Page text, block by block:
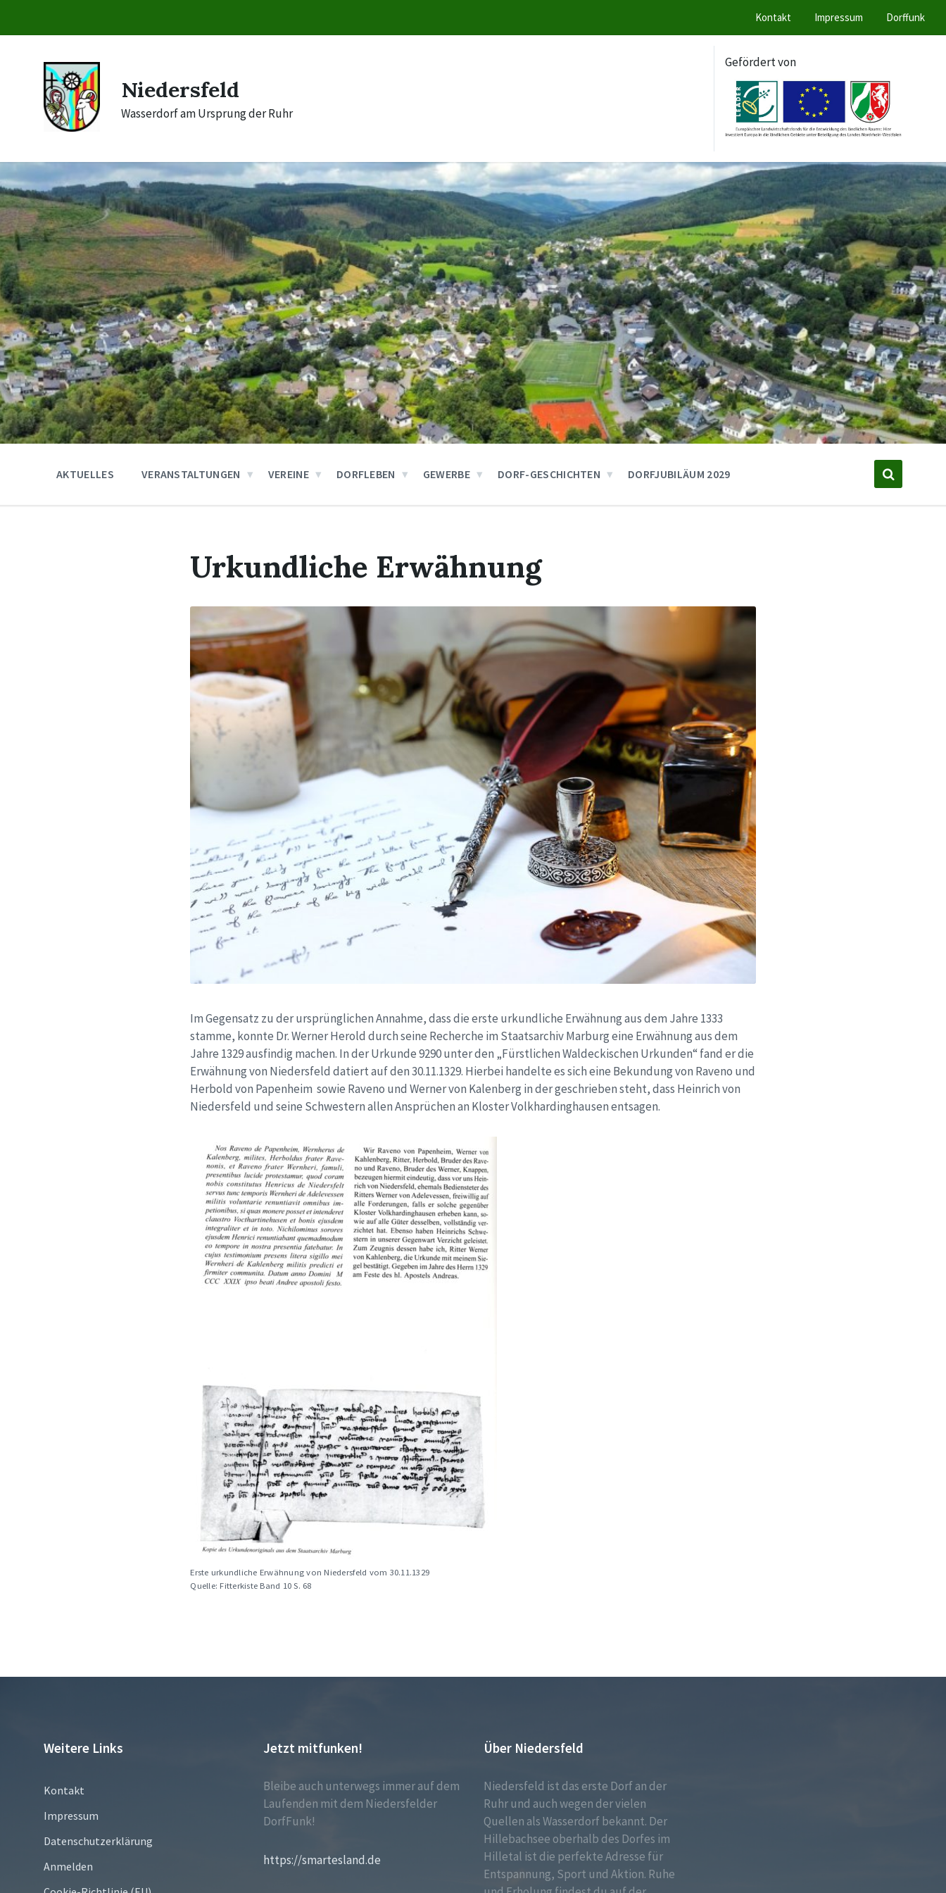
content
main
footer
Kontakt Impressum Dorffunk
Niedersfeld
Wasserdorf am Ursprung der Ruhr
Gefördert von
AKTUELLES VERANSTALTUNGEN VEREINE DORFLEBEN GEWERBE DORF-GESCHICHTEN DORFJUBILÄUM 2029
Urkundliche Erwähnung
Im Gegensatz zu der ursprünglichen Annahme, dass die erste urkundliche Erwähnung aus dem Jahre 1333
stamme, konnte Dr. Werner Herold durch seine Recherche im Staatsarchiv Marburg eine Erwähnung aus dem
Jahre 1329 ausfindig machen. In der Urkunde 9290 unter den „Fürstlichen Waldeckischen Urkunden“ fand er die
Erwähnung von Niedersfeld datiert auf den 30.11.1329. Hierbei handelte es sich eine Bekundung von Raveno und
Herbold von Papenheim sowie Raveno und Werner von Kalenberg in der geschrieben steht, dass Heinrich von
Niedersfeld und seine Schwestern allen Ansprüchen an Kloster Volkhardinghausen entsagen.
Erste urkundliche Erwähnung von Niedersfeld vom 30.11.1329
Quelle: Fitterkiste Band 10 S. 68
Weitere Links
Kontakt
Impressum
Datenschutzerklärung
Anmelden
Jetzt mitfunken!
Bleibe auch unterwegs immer auf dem
Laufenden mit dem Niedersfelder
DorfFunk!
https://smartesland.de
Über Niedersfeld
Niedersfeld ist das erste Dorf an der
Ruhr und auch wegen der vielen
Quellen als Wasserdorf bekannt. Der
Hillebachsee oberhalb des Dorfes im
Hilletal ist die perfekte Adresse für
Entspannung, Sport und Aktion. Ruhe